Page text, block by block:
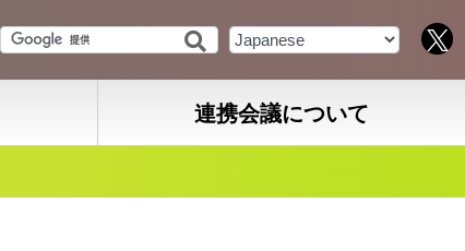
連携会議について